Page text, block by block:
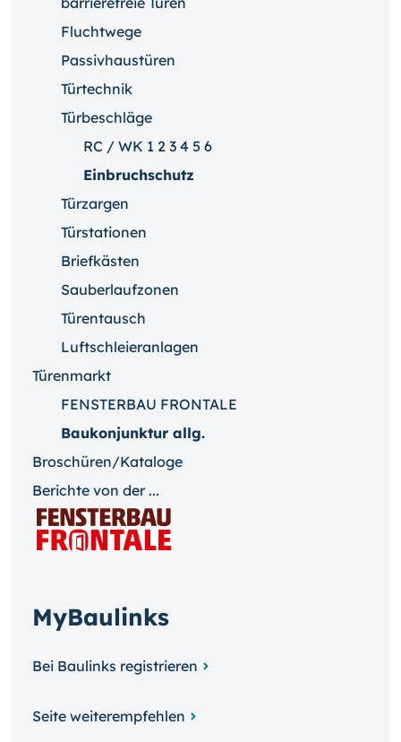
Fluchtwege
Passivhaustüren
Türtechnik
Türbeschläge
RC / WK 1 2 3 4 5 6
Einbruchschutz
Türzargen
Türstationen
Briefkästen
Sauberlaufzonen
Türentausch
Luftschleieranlagen
Türenmarkt
FENSTERBAU FRONTALE
Baukonjunktur allg.
Broschüren/Kataloge
Berichte von der ...
MyBaulinks
Bei Baulinks registrieren
Seite weiterempfehlen